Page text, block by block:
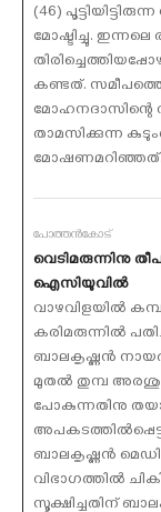
(46)
മോഷ്ടിച്ചു. ഇന്നലെ
കണ്ടത്.
മോഹനദാസിന്റെ
താമസിക്കുന്ന
മോഷണമറിഞ്ഞത്.
പോത്തന്‍കോട്
വെടിമരുന്നിനു
ഐസിയുവില്‍
വാഴവിളയില്‍
കരിമരുന്നില്‍
ബാലകൃഷ്ണന്‍
മുതല്‍ തുമ്പ
പോകുന്നതിനു
ബാലകൃഷ്ണന്‍
വിഭാഗത്തില്‍
സൂക്ഷിച്ചതിന്